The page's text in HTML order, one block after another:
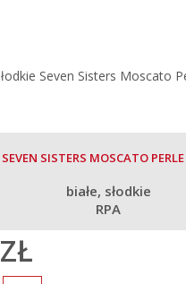
SEVEN SISTERS MOSCATO
białe słodkie
RPA
ZŁ